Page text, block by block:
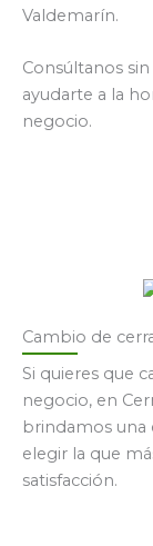
Valdemarín.
Consúltanos
ayudarte a la
negocio.
Cambio de
Si quieres que
negocio, en
brindamos una
elegir la que
satisfacción.